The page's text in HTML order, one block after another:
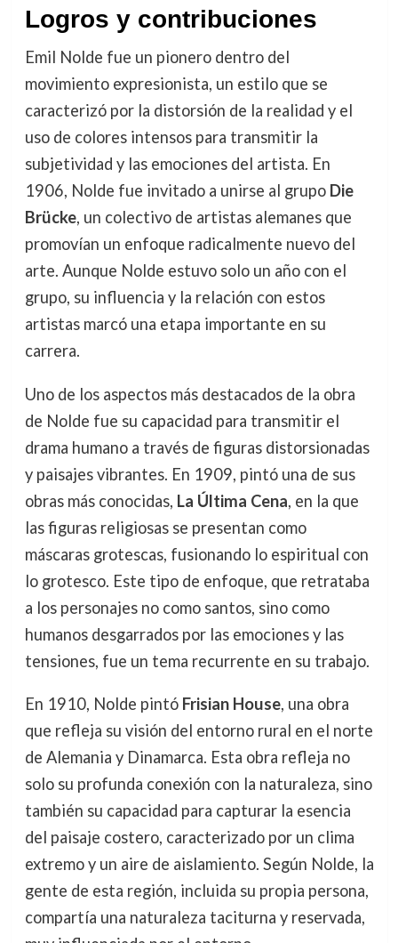
Logros y contribuciones
Emil Nolde fue un pionero dentro del
movimiento expresionista, un estilo que se
caracterizó por la distorsión de la realidad y el
uso de colores intensos para transmitir la
subjetividad y las emociones del artista. En
1906, Nolde fue invitado a unirse al grupo Die
Brücke, un colectivo de artistas alemanes que
promovían un enfoque radicalmente nuevo del
arte. Aunque Nolde estuvo solo un año con el
grupo, su influencia y la relación con estos
artistas marcó una etapa importante en su
carrera.
Uno de los aspectos más destacados de la obra
de Nolde fue su capacidad para transmitir el
drama humano a través de figuras distorsionadas
y paisajes vibrantes. En 1909, pintó una de sus
obras más conocidas, La Última Cena, en la que
las figuras religiosas se presentan como
máscaras grotescas, fusionando lo espiritual con
lo grotesco. Este tipo de enfoque, que retrataba
a los personajes no como santos, sino como
humanos desgarrados por las emociones y las
tensiones, fue un tema recurrente en su trabajo.
En 1910, Nolde pintó Frisian House, una obra
que refleja su visión del entorno rural en el norte
de Alemania y Dinamarca. Esta obra refleja no
solo su profunda conexión con la naturaleza, sino
también su capacidad para capturar la esencia
del paisaje costero, caracterizado por un clima
extremo y un aire de aislamiento. Según Nolde, la
gente de esta región, incluida su propia persona,
compartía una naturaleza taciturna y reservada,